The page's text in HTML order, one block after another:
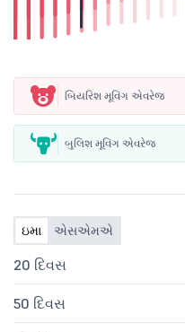
બિયરિશ મૂવિંગ એવરેજ
બુલિશ મૂવિંગ એવરેજ
ઇમા એસએમએ
20 દિવસ
50 દિવસ